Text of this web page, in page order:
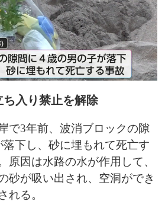
入り禁止を解除
で3年前、波消ブロックの隙
下し、砂に埋もれて死亡す
原因は水路の水が作用して、
砂が吸い出され、空洞ができ
れる。